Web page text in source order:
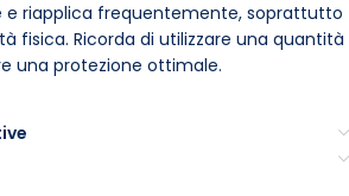
e riapplica frequentemente, soprattutto
fisica. Ricorda di utilizzare una quantità
una protezione ottimale.